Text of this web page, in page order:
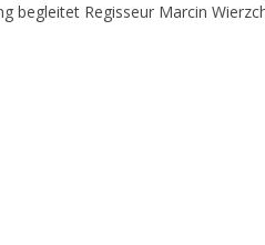
begleitet Regisseur Marcin